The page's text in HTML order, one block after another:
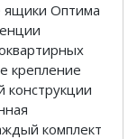
ящики Оптима
крепление
конструкции
комплект